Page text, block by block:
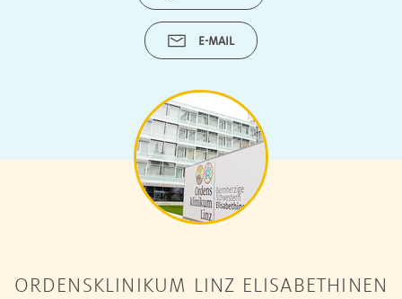
E-MAIL
ORDENSKLINIKUM LINZ ELISABETHINEN